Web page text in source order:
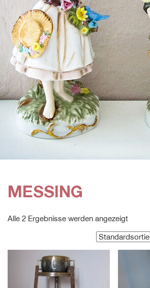
MESSING
Alle 2 Ergebnisse werden angezeigt